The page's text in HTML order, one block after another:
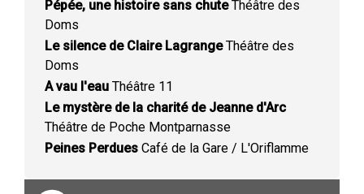
Pépée, une histoire sans chuteThéâtre des
Doms
Le silence de Claire LagrangeThéâtre des
Doms
A vau l'eau Théâtre 11
Le mystère de la charité de Jeanne d'Arc
Théâtre de Poche Montparnasse
Peines Perdues Café de la Gare / L'Oriflamme